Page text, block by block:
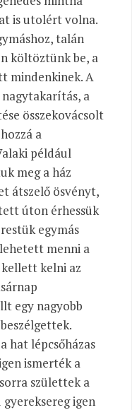
is utolért volna.
talán
költöztünk be, a
mindenkinek. A
a
összekovácsolt
a
például
meg a ház
átszelő ösvényt,
úton érhessük
egymás
menni a
kelni az
egy nagyobb
hat lépcsőházas
ismerték a
születtek a
igen